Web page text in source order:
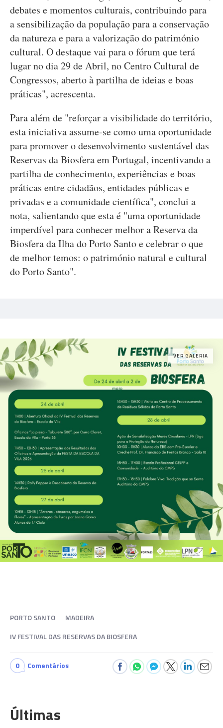
debates e momentos culturais, contribuindo para
a sensibilização da população para a conservação
da natureza e para a valorização do património
cultural. O destaque vai para o fórum que terá
lugar no dia 29 de Abril, no Centro Cultural de
Congressos, aberto à partilha de ideias e boas
práticas", acrescenta.
Para além de "reforçar a visibilidade do território,
esta iniciativa assume-se como uma oportunidade
para promover o desenvolvimento sustentável das
Reservas da Biosfera em Portugal, incentivando a
partilha de conhecimento, experiências e boas
práticas entre cidadãos, entidades públicas e
privadas e a comunidade científica", conclui a
nota, salientando que esta é "uma oportunidade
imperdível para conhecer melhor a Reserva da
Biosfera da Ilha do Porto Santo e celebrar o que
de melhor temos: o património natural e cultural
do Porto Santo".
VER GALERIA
PORTO SANTO
MADEIRA
IV FESTIVAL DAS RESERVAS DA BIOSFERA
0 Comentários
Últimas